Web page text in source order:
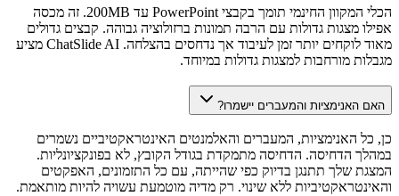
הכלי המקוון החינמי תומך בקבצי PowerPoint עד 200MB. זה מכסה
אפילו מצגות גדולות עם הרבה תמונות ברזולוציה גבוהה. קבצים גדולים
מאוד לוקחים יותר זמן לעיבוד אך נדחסים בהצלחה. ChatSlide AI מציע
מגבלות מורחבות למצגות גדולות במיוחד.
האם האנימציות והמעברים יישמרו?
כן, כל האנימציות, המעברים והאלמנטים האינטראקטיביים נשמרים
במהלך הדחיסה. הדחיסה מתמקדת בגודל הקובץ, לא בפונקציונליות.
המצגת שלך תתנגן בדיוק כפי שהייתה, עם כל התזמונים, האפקטים
והאינטראקטיביות ללא שינוי. רק מדיה מוטמעת עשויה להיות מותאמת.